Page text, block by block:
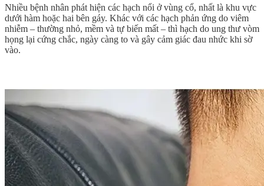
Nhiều bệnh nhân phát hiện các hạch nổi ở vùng cổ, nhất là khu vực
dưới hàm hoặc hai bên gáy. Khác với các hạch phản ứng do viêm
nhiễm – thường nhỏ, mềm và tự biến mất – thì hạch do ung thư vòm
họng lại cứng chắc, ngày càng to và gây cảm giác đau nhức khi sờ
vào.